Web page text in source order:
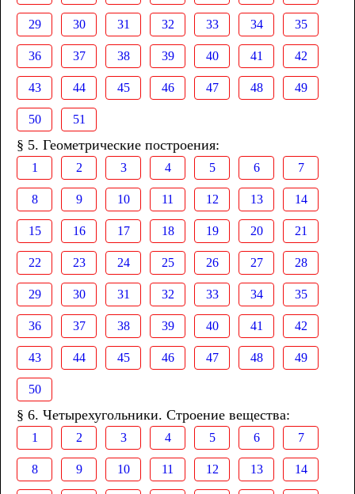
29 30 31 32 33 34 35
36 37 38 39 40 41 42
43 44 45 46 47 48 49
50 51
§ 5. Геометрические построения:
1 2 3 4 5 6 7
8 9 10 11 12 13 14
15 16 17 18 19 20 21
22 23 24 25 26 27 28
29 30 31 32 33 34 35
36 37 38 39 40 41 42
43 44 45 46 47 48 49
50
§ 6. Четырехугольники. Строение вещества:
1 2 3 4 5 6 7
8 9 10 11 12 13 14